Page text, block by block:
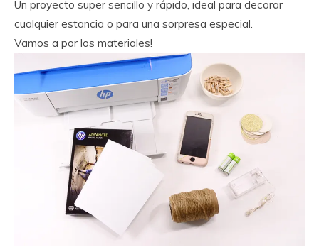
Un proyecto super sencillo y rápido, ideal para decorar
cualquier estancia o para una sorpresa especial.
Vamos a por los materiales!